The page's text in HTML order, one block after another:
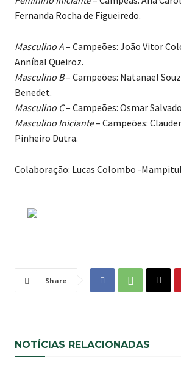
Fernanda Rocha de Figueiredo.
Masculino A– Campeões: João Vitor
Anníbal Queiroz.
Masculino B– Campeões: Natanael
Benedet.
Masculino C– Campeões: Osmar
Masculino Iniciante– Campeões:
Pinheiro Dutra.
Colaboração: Lucas Colombo -
Share
NOTÍCIAS RELACIONADAS